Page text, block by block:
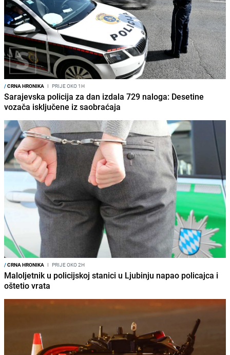
/CRNA HRONIKA I PRIJE OKO 1H
Sarajevska policija za dan izdala 729 naloga: Desetine
vozača isključene iz saobraćaja
/CRNA HRONIKA I PRIJE OKO 2H
Maloljetnik u policijskoj stanici u Ljubinju napao policajca i
oštetio vrata